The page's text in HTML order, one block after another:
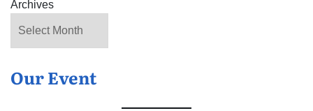
Archives
Our Event